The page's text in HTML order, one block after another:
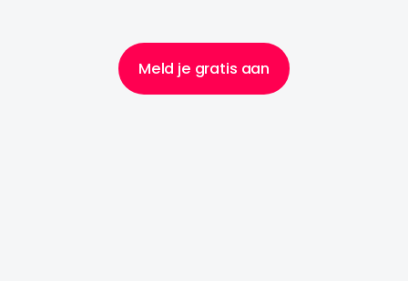
Meld je gratis aan